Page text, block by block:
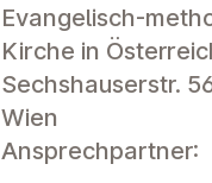
Evangelisch-
Kirche in
Sechshauserstr.
Wien
Ansprechpartner: